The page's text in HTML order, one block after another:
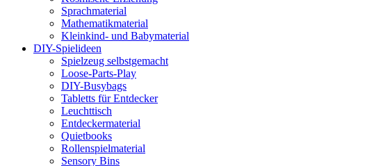
Sprachmaterial
Mathematikmaterial
Kleinkind- und Babymaterial
DIY-Spielideen
Spielzeug selbstgemacht
Loose-Parts-Play
DIY-Busybags
Tabletts für Entdecker
Leuchttisch
Entdeckermaterial
Quietbooks
Rollenspielmaterial
Sensory Bins